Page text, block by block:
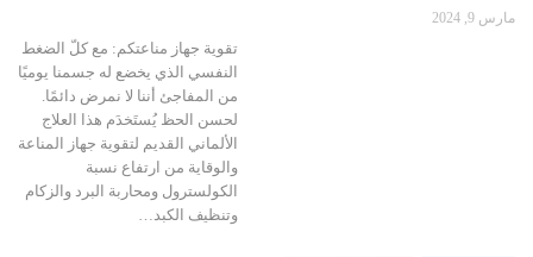
مارس 9, 2024
تقوية جهاز مناعتكم: مع كلّ الضغط
النفسي الذي يخضع له جسمنا يوميًا
من المفاجئ أننا لا نمرض دائمًا.
لحسن الحظ يُستَخدَم هذا العلاج
الألماني القديم لتقوية جهاز المناعة
والوقاية من ارتفاع نسبة
الكولسترول ومحاربة البرد والزكام
وتنظيف الكبد…